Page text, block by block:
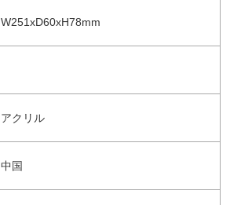
W251xD60xH78mm
アクリル
中国